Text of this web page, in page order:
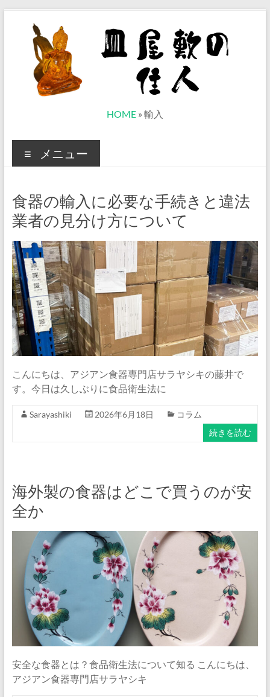
屋
敷
の
住
人
ベ
ト
ナ
ム
食
器・
タ
イ
食
器・
の
通
販
サ
『サ
公
式
ブ
HOME » 輸入
メニュー
食器の輸入に必要な手続きと違法
業者の見分け方について
こんにちは、アジアン食器専門店サラヤシキの藤井で
す。今日は久しぶりに食品衛生法に
Sarayashiki 2026年6月18日
コラム
続きを読む
海外製の食器はどこで買うのが安
全か
安全な食器とは？食品衛生法について知る こんにちは、
アジアン食器専門店サラヤシキ